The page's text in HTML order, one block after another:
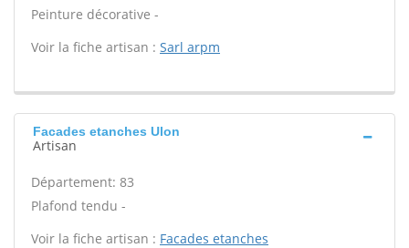
Peinture décorative -
Voir la fiche artisan : Sarl arpm
Facades etanches Ulon
Artisan
Département: 83
Plafond tendu -
Voir la fiche artisan : Facades etanches